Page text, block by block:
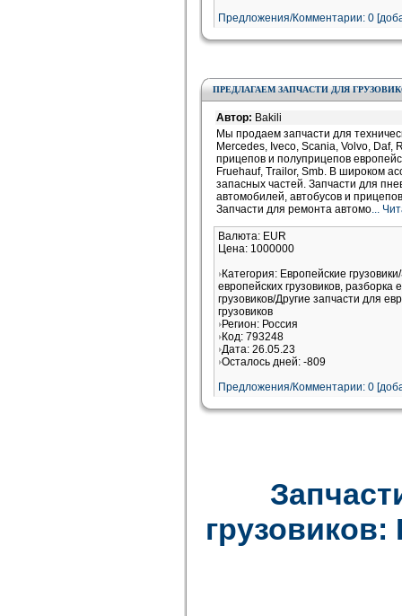
Предложения/Комментарии: 0
ПРЕДЛАГАЕМ ЗАПЧАСТИ ДЛЯ
Автор: Bakili
Мы продаем запчасти для
Mercedes, Iveco, Scania, Volvo, Daf,
прицепов и полуприцепов
Fruehauf, Trailor, Smb. В широком
запасных частей. Запчасти для
автомобилей, автобусов и
Запчасти для ремонта автомо...
Валюта: EUR
Цена: 1000000
Категория: Европейские
европейских грузовиков, разборка
грузовиков/Другие запчасти для
грузовиков
Регион: Россия
Код: 793248
Дата: 26.05.23
Осталось дней: -809
Предложения/Комментарии: 0